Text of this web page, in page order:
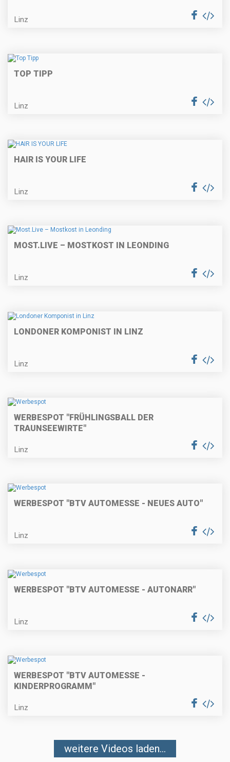
Linz
TOP TIPP
Linz
HAIR IS YOUR LIFE
Linz
MOST.LIVE – MOSTKOST IN LEONDING
Linz
LONDONER KOMPONIST IN LINZ
Linz
WERBESPOT "FRÜHLINGSBALL DER
TRAUNSEEWIRTE"
Linz
WERBESPOT "BTV AUTOMESSE - NEUES AUTO"
Linz
WERBESPOT "BTV AUTOMESSE - AUTONARR"
Linz
WERBESPOT "BTV AUTOMESSE -
KINDERPROGRAMM"
Linz
weitere Videos laden...